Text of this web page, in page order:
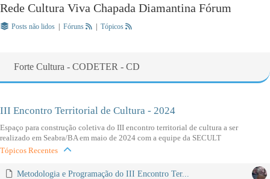
Rede Cultura Viva Chapada Diamantina Fórum
Posts não lidos | Fóruns | Tópicos
Forte Cultura - CODETER - CD
III Encontro Territorial de Cultura - 2024
Espaço para construção coletiva do III encontro territorial de cultura a ser
realizado em Seabra/BA em maio de 2024 com a equipe da SECULT
Tópicos Recentes
Metodologia e Programação do III Encontro Ter...